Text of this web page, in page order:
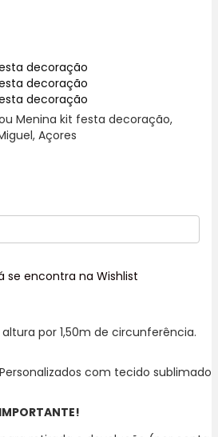
Menina kit festa decoração,
Açores
se encontra na Wishlist
por 1,50m de circunferência.
com tecido sublimado
IMPORTANTE!